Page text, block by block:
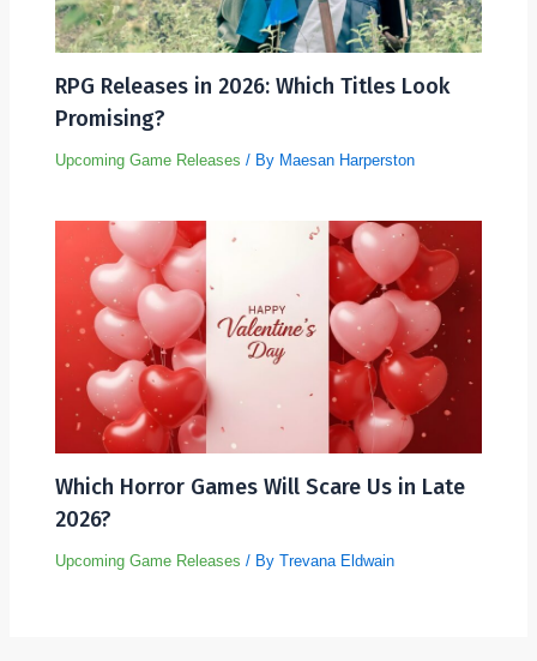
RPG Releases in 2026: Which Titles Look
Promising?
Upcoming Game Releases / By Maesan Harperston
Which Horror Games Will Scare Us in Late
2026?
Upcoming Game Releases / By Trevana Eldwain